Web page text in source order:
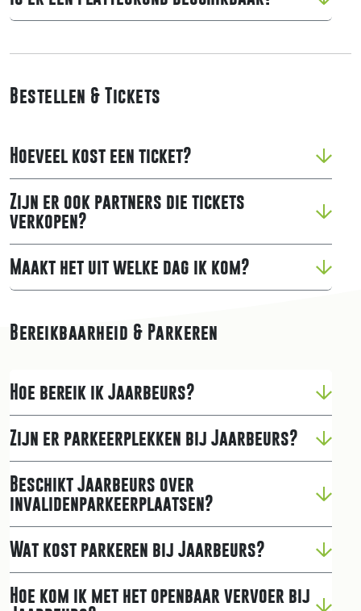
Bestellen & Tickets
Hoeveel kost een ticket?
Zijn er ook partners die tickets
verkopen?
Maakt het uit welke dag ik kom?
Bereikbaarheid & Parkeren
Hoe bereik ik Jaarbeurs?
Zijn er parkeerplekken bij Jaarbeurs?
Beschikt Jaarbeurs over
invalidenparkeerplaatsen?
Wat kost parkeren bij Jaarbeurs?
Hoe kom ik met het openbaar vervoer bij